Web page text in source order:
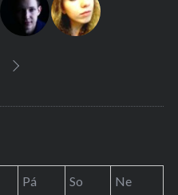
Pá So Ne